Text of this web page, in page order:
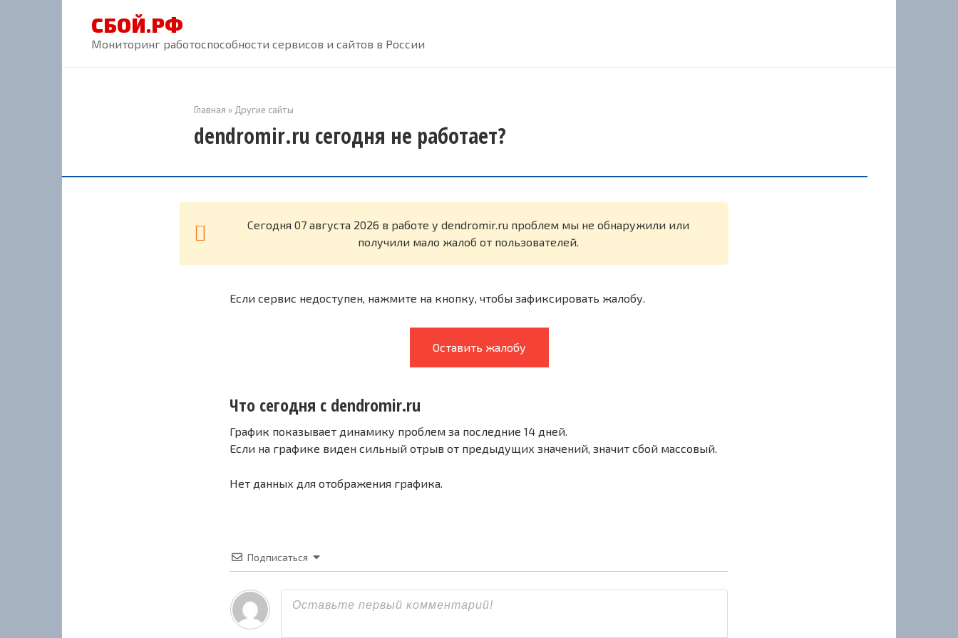
СБОЙ.РФ
Мониторинг работоспособности сервисов и сайтов в России
Главная » Другие сайты
dendromir.ru сегодня не работает?
Cегодня 07 августа 2026 в работе у dendromir.ru проблем мы не обнаружили или
получили мало жалоб от пользователей.
Если сервис недоступен, нажмите на кнопку, чтобы зафиксировать жалобу.
Оставить жалобу
Что сегодня с dendromir.ru
График показывает динамику проблем за последние 14 дней.
Если на графике виден сильный отрыв от предыдущих значений, значит сбой массовый.
Нет данных для отображения графика.
Подписаться